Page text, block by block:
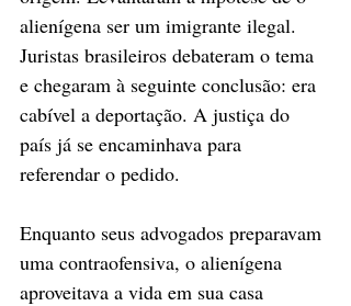
alienígena ser um imigrante ilegal.
Juristas brasileiros debateram o tema
e chegaram à seguinte conclusão: era
cabível a deportação. A justiça do
país já se encaminhava para
referendar o pedido.
Enquanto seus advogados preparavam
uma contraofensiva, o alienígena
aproveitava a vida em sua casa